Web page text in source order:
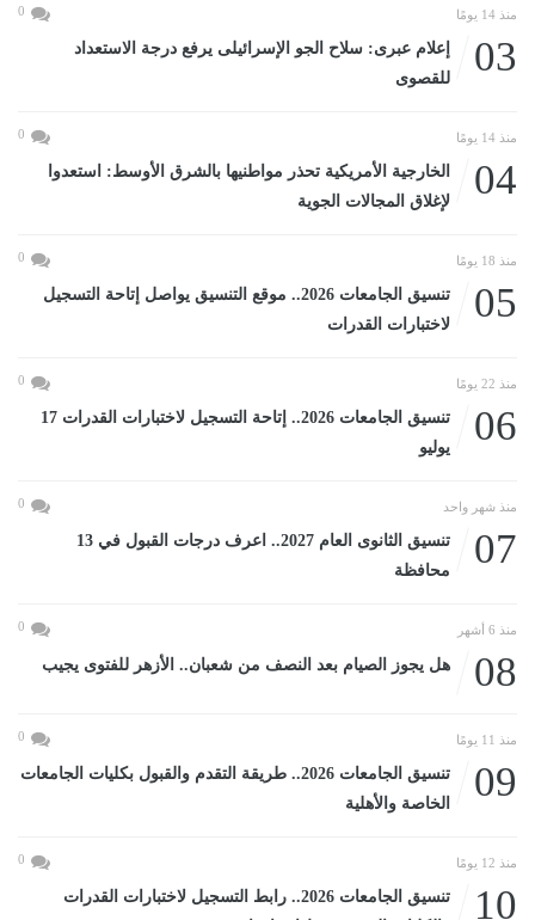
منذ 14 يومًا 0
03
إعلام عبرى: سلاح الجو الإسرائيلى يرفع درجة الاستعداد
للقصوى
منذ 14 يومًا 0
04
الخارجية الأمريكية تحذر مواطنيها بالشرق الأوسط: استعدوا
لإغلاق المجالات الجوية
منذ 18 يومًا 0
05
تنسيق الجامعات 2026.. موقع التنسيق يواصل إتاحة التسجيل
لاختبارات القدرات
منذ 22 يومًا 0
06
تنسيق الجامعات 2026.. إتاحة التسجيل لاختبارات القدرات 17
يوليو
منذ شهر واحد 0
07
تنسيق الثانوى العام 2027.. اعرف درجات القبول في 13
محافظة
منذ 6 أشهر 0
08 هل يجوز الصيام بعد النصف من شعبان.. الأزهر للفتوى يجيب
منذ 11 يومًا 0
09
تنسيق الجامعات 2026.. طريقة التقدم والقبول بكليات الجامعات
الخاصة والأهلية
منذ 12 يومًا 0
10
تنسيق الجامعات 2026.. رابط التسجيل لاختبارات القدرات